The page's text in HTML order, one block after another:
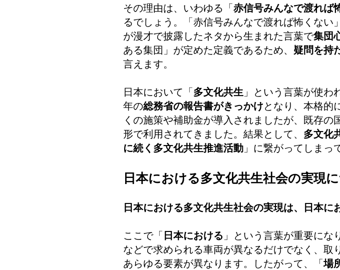
その理由は、いわゆる「赤信号みんなで渡れば
るでしょう。「赤信号みんなで渡れば怖くない
が漫才で披露したネタから生まれた言葉で集団
ある集団」が定めた定義であるため、 疑問を持
言えます。
日本において「多文化共生 」という言葉が使わ
年の総務省の報告書がきっかけとなり、本格的
くの施策や補助金が導入されましたが、既存
形で利用されてきました。結果として、 多文化
に続く多文化共生推進活動 」に繋がってしまっ
日本における多文化共生社会の実現
日本における多文化共生社会の実現は、日本
ここで「日本における 」という言葉が重要にな
などで求められる車両が異なるだけでなく、取
あらゆる要素が異なります。したがって、「場